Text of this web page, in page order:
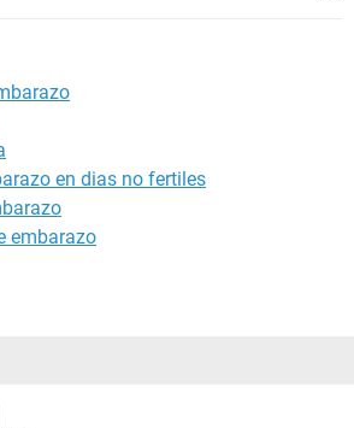
en dias no fertiles
embarazo